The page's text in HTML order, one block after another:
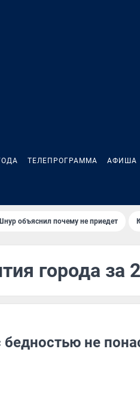
ТЕЛЕПРОГРАММА АФИША
объяснил почему не приедет
города за
бедностью не